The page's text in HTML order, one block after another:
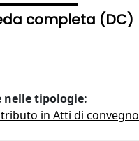
completa (DC)
nelle tipologie:
in Atti di convegno